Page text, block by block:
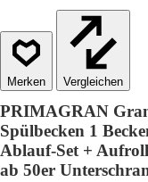
Vergleichen
PRIMAGRAN
Spülbecken 1
Ablauf-Set +
ab 50er